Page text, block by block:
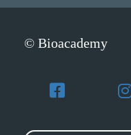
© Bioacademy